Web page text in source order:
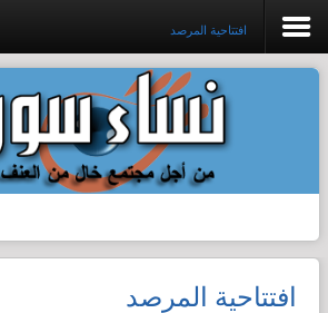
افتتاحية المرصد
افتتاحية المرصد